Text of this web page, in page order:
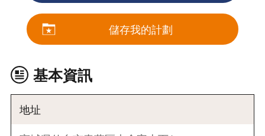
儲存我的計劃
基本資訊
地址